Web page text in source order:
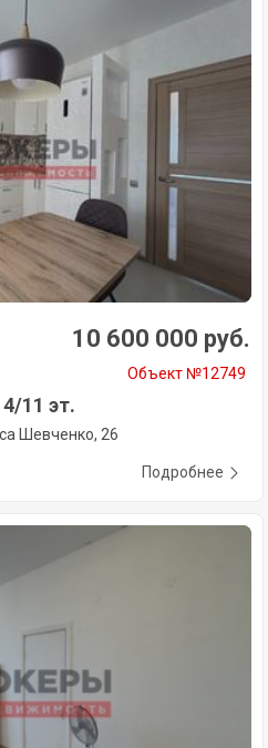
10 600 000 руб.
Объект №12749
11 эт.
Шевченко, 26
Подробнее